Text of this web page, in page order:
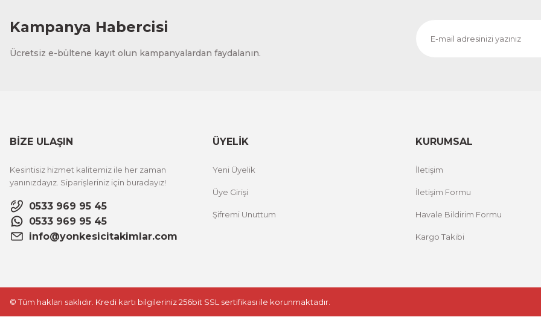
Kampanya Habercisi
Ücretsiz e-bültene kayıt olun kampanyalardan faydalanın.
BİZE ULAŞIN
Kesintisiz hizmet kalitemiz ile her zaman
yanınızdayız. Siparişleriniz için buradayız!
0533 969 95 45
0533 969 95 45
info@yonkesicitakimlar.com
ÜYELİK
Yeni Üyelik
Üye Girişi
Şifremi Unuttum
KURUMSAL
İletişim
İletişim Formu
Havale Bildirim Formu
Kargo Takibi
© Tüm hakları saklıdır. Kredi kartı bilgileriniz 256bit SSL sertifikası ile korunmaktadır.